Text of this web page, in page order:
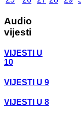
Audio
vijesti
VIJESTI U
10
VIJESTI U 9
VIJESTI U 8